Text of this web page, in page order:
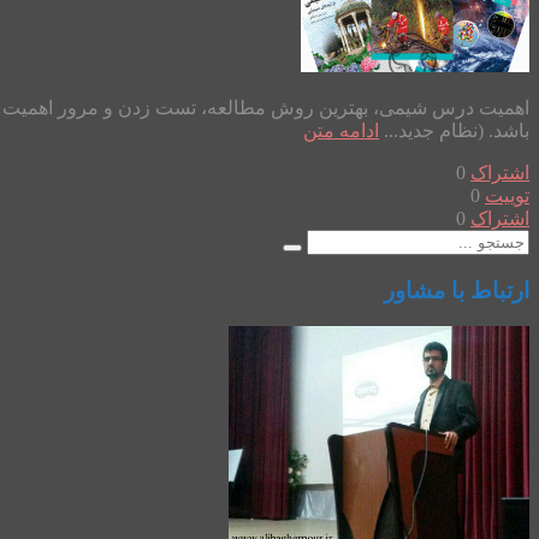
باشد. (نظام جدید... ادامه متن
اشتراک 0
توییت 0
اشتراک 0
ارتباط با مشاور